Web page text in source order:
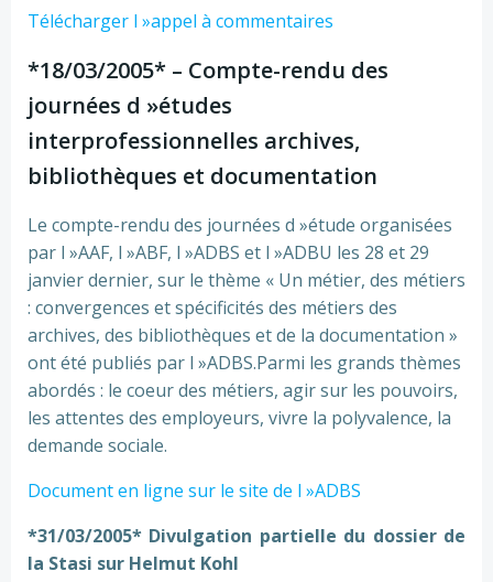
Télécharger l »appel à commentaires
*18/03/2005* – Compte-rendu des
journées d »études
interprofessionnelles archives,
bibliothèques et documentation
Le compte-rendu des journées d »étude organisées
par l »AAF, l »ABF, l »ADBS et l »ADBU les 28 et 29
janvier dernier, sur le thème « Un métier, des métiers
: convergences et spécificités des métiers des
archives, des bibliothèques et de la documentation »
ont été publiés par l »ADBS.Parmi les grands thèmes
abordés : le coeur des métiers, agir sur les pouvoirs,
les attentes des employeurs, vivre la polyvalence, la
demande sociale.
Document en ligne sur le site de l »ADBS
*31/03/2005* Divulgation partielle du dossier de
la Stasi sur Helmut Kohl